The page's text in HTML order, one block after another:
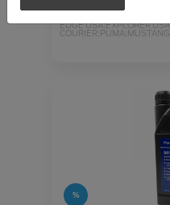
KUGA;CONNECT;
EDGE USA;EXPLORER
COURIER;PUMA;